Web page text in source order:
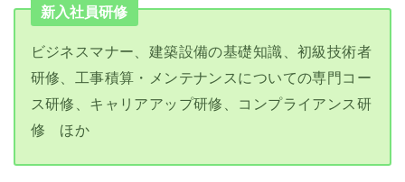
新入社員研修
ビジネスマナー、建築設備の基礎知識、初級技術者
研修、工事積算・メンテナンスについての専門コー
ス研修、キャリアアップ研修、コンプライアンス研
修 ほか